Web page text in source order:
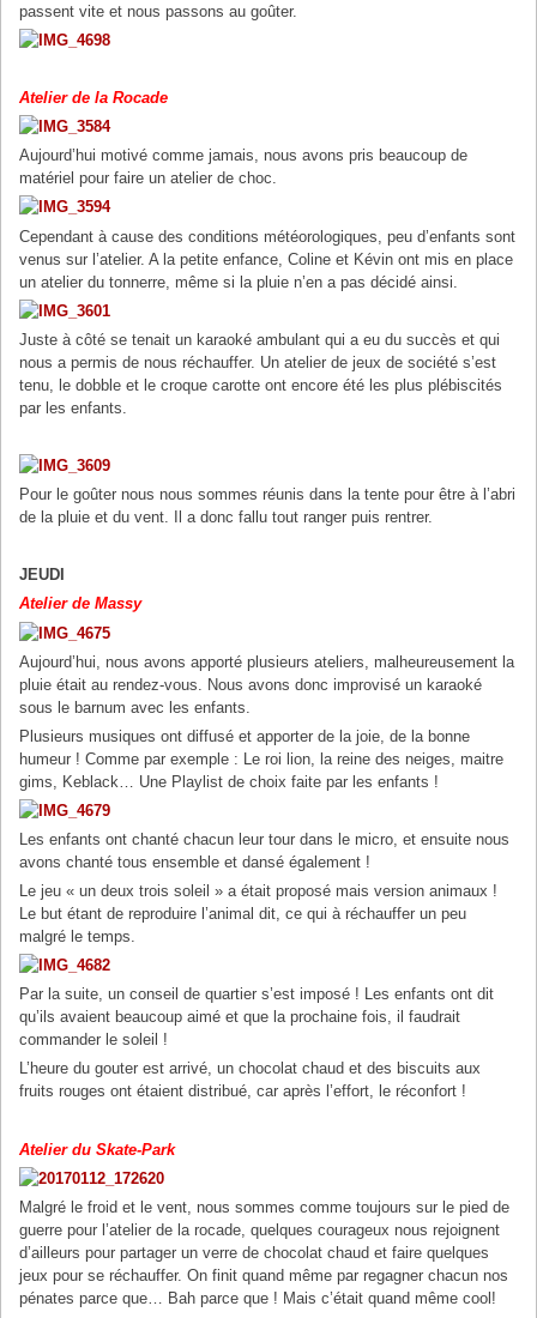
passent vite et nous passons au goûter.
Atelier de la Rocade
Aujourd’hui motivé comme jamais, nous avons pris beaucoup de
matériel pour faire un atelier de choc.
Cependant à cause des conditions météorologiques, peu d’enfants sont
venus sur l’atelier. A la petite enfance, Coline et Kévin ont mis en place
un atelier du tonnerre, même si la pluie n’en a pas décidé ainsi.
Juste à côté se tenait un karaoké ambulant qui a eu du succès et qui
nous a permis de nous réchauffer. Un atelier de jeux de société s’est
tenu, le dobble et le croque carotte ont encore été les plus plébiscités
par les enfants.
Pour le goûter nous nous sommes réunis dans la tente pour être à l’abri
de la pluie et du vent. Il a donc fallu tout ranger puis rentrer.
JEUDI
Atelier de Massy
Aujourd’hui, nous avons apporté plusieurs ateliers, malheureusement la
pluie était au rendez-vous. Nous avons donc improvisé un karaoké
sous le barnum avec les enfants.
Plusieurs musiques ont diffusé et apporter de la joie, de la bonne
humeur ! Comme par exemple : Le roi lion, la reine des neiges, maitre
gims, Keblack… Une Playlist de choix faite par les enfants !
Les enfants ont chanté chacun leur tour dans le micro, et ensuite nous
avons chanté tous ensemble et dansé également !
Le jeu « un deux trois soleil » a était proposé mais version animaux !
Le but étant de reproduire l’animal dit, ce qui à réchauffer un peu
malgré le temps.
Par la suite, un conseil de quartier s’est imposé ! Les enfants ont dit
qu’ils avaient beaucoup aimé et que la prochaine fois, il faudrait
commander le soleil !
L’heure du gouter est arrivé, un chocolat chaud et des biscuits aux
fruits rouges ont étaient distribué, car après l’effort, le réconfort !
Atelier du Skate-Park
Malgré le froid et le vent, nous sommes comme toujours sur le pied de
guerre pour l’atelier de la rocade, quelques courageux nous rejoignent
d’ailleurs pour partager un verre de chocolat chaud et faire quelques
jeux pour se réchauffer. On finit quand même par regagner chacun nos
pénates parce que… Bah parce que ! Mais c’était quand même cool!